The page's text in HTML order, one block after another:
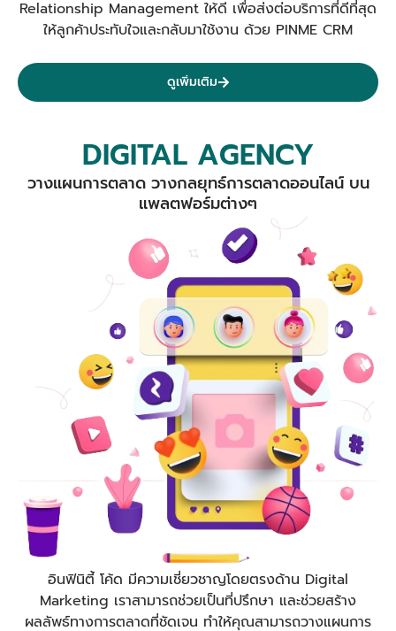
Relationship Management ให้ดี เพื่อส่งต่อบริการที่ดีที่สุด
ให้ลูกค้าประทับใจและกลับมาใช้งาน ด้วย PINME CRM
ดูเพิ่มเติม
DIGITAL AGENCY
วางแผนการตลาด วางกลยุทธ์การตลาดออนไลน์ บน
แพลตฟอร์มต่างๆ
อินฟินิตี้ โค้ด มีความเชี่ยวชาญโดยตรงด้าน Digital
Marketing เราสามารถช่วยเป็นที่ปรึกษา และช่วยสร้าง
ผลลัพธ์ทางการตลาดที่ชัดเจน ทำให้คุณสามารถวางแผนการ